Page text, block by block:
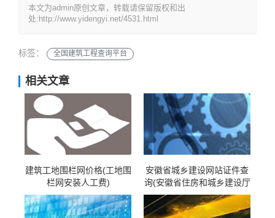
本文为admin原创文章，转载请保留版权和出
处:http://www.yidengyi.net/4531.html
标签： 全国建筑工程查询平台
相关文章
建筑工地围栏网价格(工地围
栏网安装人工费)
安徽省城乡建设网站证件查
询(安徽省住房和城乡建设厅
证件查询 证书查询)